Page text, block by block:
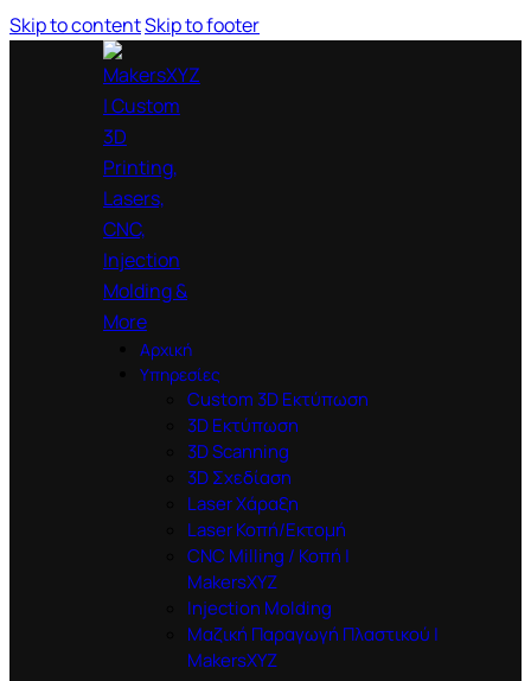
Skip to contentSkip to footer
Αρχική
Υπηρεσίες
Custom 3D Εκτύπωση
3D Εκτύπωση
3D Scanning
3D Σχεδίαση
Laser Χάραξη
Laser Κοπή/Εκτομή
CNC Milling / Κοπή |
MakersXYZ
Injection Molding
Μαζική Παραγωγή Πλαστικού |
MakersXYZ